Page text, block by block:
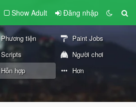
Show Adult Đăng nhập
Phương tiện
Paint Jobs
Scripts
Người chơi
Hỗn hợp Hơn